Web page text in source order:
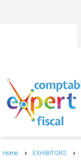
Home EXHIBITORS